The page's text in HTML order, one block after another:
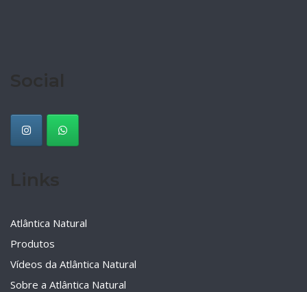
Atlântica Natural
Produtos
Vídeos da Atlântica Natural
Sobre a Atlântica Natural